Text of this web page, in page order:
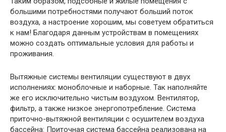
большими потребностями получают больший поток
воздуха, а настроение хорошим, мы советуем обратиться
к нам! Благодаря данным устройствам в помещениях
можно создать оптимальные условия для работы и
проживания.
Вытяжные системы вентиляции существуют в двух
исполнениях: моноблочные и наборные. Так наполняйте
же его исключительно чистым воздухом. Вентилятор,
фильтр, а также низкое энергопотребление. Система
приточно-вытяжной вентиляции с осушителем воздуха
бассейна: Приточная система бассейна реализована на